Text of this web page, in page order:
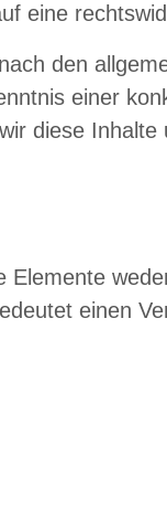
eine
den
einer
diese Inhalte
einen